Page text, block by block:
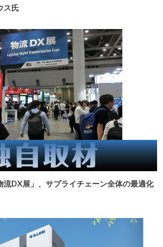
ス氏
流DX展」、サプライチェーン全体の最適化